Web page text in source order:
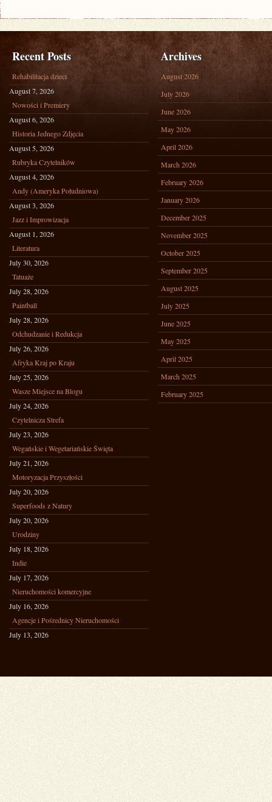
Recent Posts
Rehabilitacja dzieci
August 7, 2026
Nowości i Premiery
August 6, 2026
Historia Jednego Zdjęcia
August 5, 2026
Rubryka Czytelników
August 4, 2026
Andy (Ameryka Południowa)
August 3, 2026
Jazz i Improwizacja
August 1, 2026
Literatura
July 30, 2026
Tatuaże
July 28, 2026
Paintball
July 28, 2026
Odchudzanie i Redukcja
July 26, 2026
Afryka Kraj po Kraju
July 25, 2026
Wasze Miejsce na Blogu
July 24, 2026
Czytelnicza Strefa
July 23, 2026
Wegańskie i Wegetariańskie Święta
July 21, 2026
Motoryzacja Przyszłości
July 20, 2026
Superfoods z Natury
July 20, 2026
Urodziny
July 18, 2026
Indie
July 17, 2026
Nieruchomości komercyjne
July 16, 2026
Agencje i Pośrednicy Nieruchomości
July 13, 2026
Archives
August 2026
July 2026
June 2026
May 2026
April 2026
March 2026
February 2026
January 2026
December 2025
November 2025
October 2025
September 2025
August 2025
July 2025
June 2025
May 2025
April 2025
March 2025
February 2025